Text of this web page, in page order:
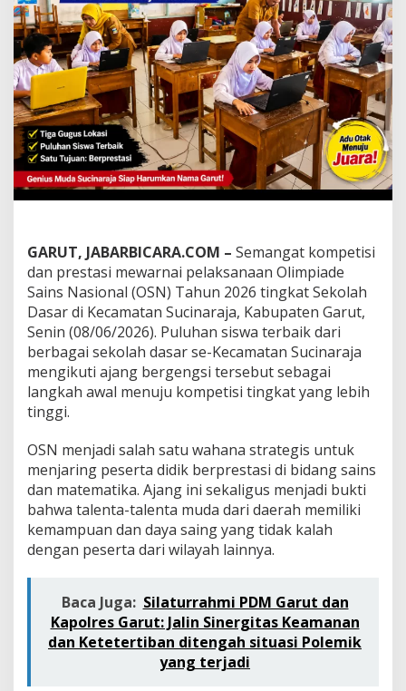
e
r
b
a
i
k
S
u
i
n
a
j
T
e
m
p
u
r
d
i
N
2
0
2
6
,
B
u
T
k
e
t
GARUT, JABARBICARA.COM – Semangat kompetisi
dan prestasi mewarnai pelaksanaan Olimpiade
Sains Nasional (OSN) Tahun 2026 tingkat Sekolah
Dasar di Kecamatan Sucinaraja, Kabupaten Garut,
Senin (08/06/2026). Puluhan siswa terbaik dari
berbagai sekolah dasar se-Kecamatan Sucinaraja
mengikuti ajang bergengsi tersebut sebagai
langkah awal menuju kompetisi tingkat yang lebih
tinggi.
OSN menjadi salah satu wahana strategis untuk
menjaring peserta didik berprestasi di bidang sains
dan matematika. Ajang ini sekaligus menjadi bukti
bahwa talenta-talenta muda dari daerah memiliki
kemampuan dan daya saing yang tidak kalah
dengan peserta dari wilayah lainnya.
Baca Juga: Silaturrahmi PDM Garut dan
Kapolres Garut: Jalin Sinergitas Keamanan
dan Ketetertiban ditengah situasi Polemik
yang terjadi